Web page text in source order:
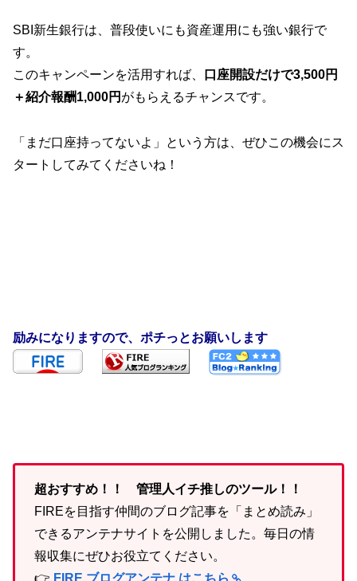
SBI新生銀行は、普段使いにも資産運用にも強い銀行で
す。
このキャンペーンを活用すれば、
口座開設だけで3,500円
＋紹介報酬1,000円 がもらえるチャンスです。
「まだ口座持ってないよ」という方は、ぜひこの機会にス
タートしてみてくださいね！
励みになりますので、ポチっとお願いします
超おすすめ！！ 管理人イチ推しのツール！！
FIREを目指す仲間のブログ記事を「まとめ読み」
できるアンテナサイトを公開しました。毎日の情
報収集にぜひお役立てください。
👉 FIRE ブログアンテナ はこちら